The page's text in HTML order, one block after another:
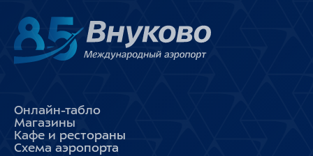
Онлайн-табло
Магазины
Кафе и рестораны
Схема аэропорта